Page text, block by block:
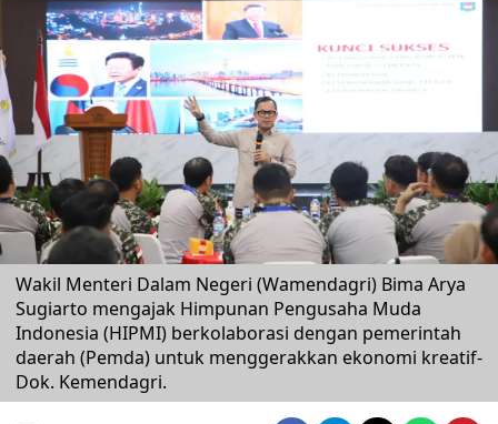
Wakil Menteri Dalam Negeri (Wamendagri) Bima Arya
Sugiarto mengajak Himpunan Pengusaha Muda
Indonesia (HIPMI) berkolaborasi dengan pemerintah
daerah (Pemda) untuk menggerakkan ekonomi kreatif-
Dok. Kemendagri.